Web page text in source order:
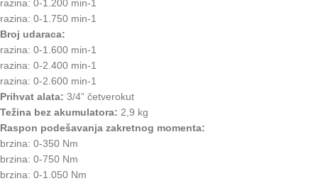
razina: 0-1.200 min-1
razina: 0-1.750 min-1
Broj udaraca:
razina: 0-1.600 min-1
razina: 0-2.400 min-1
razina: 0-2.600 min-1
Prihvat alata: 3/4” četverokut
Težina bez akumulatora: 2,9 kg
Raspon podešavanja zakretnog momenta:
brzina: 0-350 Nm
brzina: 0-750 Nm
brzina: 0-1.050 Nm